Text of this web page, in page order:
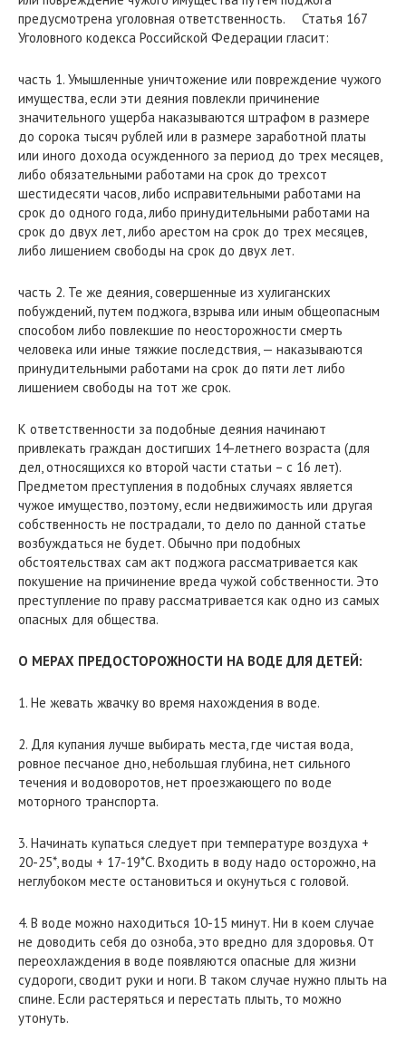
предусмотрена уголовная ответственность. Статья 167
Уголовного кодекса Российской Федерации гласит:
часть 1. Умышленные уничтожение или повреждение чужого
имущества, если эти деяния повлекли причинение
значительного ущерба наказываются штрафом в размере
до сорока тысяч рублей или в размере заработной платы
или иного дохода осужденного за период до трех месяцев,
либо обязательными работами на срок до трехсот
шестидесяти часов, либо исправительными работами на
срок до одного года, либо принудительными работами на
срок до двух лет, либо арестом на срок до трех месяцев,
либо лишением свободы на срок до двух лет.
часть 2. Те же деяния, совершенные из хулиганских
побуждений, путем поджога, взрыва или иным общеопасным
способом либо повлекшие по неосторожности смерть
человека или иные тяжкие последствия, — наказываются
принудительными работами на срок до пяти лет либо
лишением свободы на тот же срок.
К ответственности за подобные деяния начинают
привлекать граждан достигших 14-летнего возраста (для
дел, относящихся ко второй части статьи – с 16 лет).
Предметом преступления в подобных случаях является
чужое имущество, поэтому, если недвижимость или другая
собственность не пострадали, то дело по данной статье
возбуждаться не будет. Обычно при подобных
обстоятельствах сам акт поджога рассматривается как
покушение на причинение вреда чужой собственности. Это
преступление по праву рассматривается как одно из самых
опасных для общества.
О МЕРАХ ПРЕДОСТОРОЖНОСТИ НА ВОДЕ ДЛЯ ДЕТЕЙ:
1. Не жевать жвачку во время нахождения в воде.
2. Для купания лучше выбирать места, где чистая вода,
ровное песчаное дно, небольшая глубина, нет сильного
течения и водоворотов, нет проезжающего по воде
моторного транспорта.
3. Начинать купаться следует при температуре воздуха +
20-25*, воды + 17-19*С. Входить в воду надо осторожно, на
неглубоком месте остановиться и окунуться с головой.
4. В воде можно находиться 10-15 минут. Ни в коем случае
не доводить себя до озноба, это вредно для здоровья. От
переохлаждения в воде появляются опасные для жизни
судороги, сводит руки и ноги. В таком случае нужно плыть на
спине. Если растеряться и перестать плыть, то можно
утонуть.